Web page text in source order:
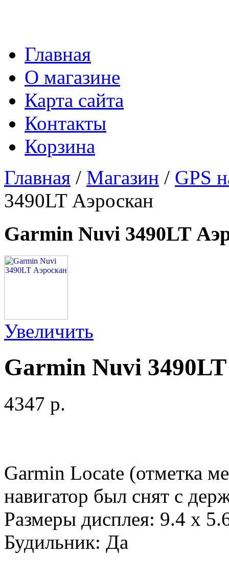
Главная
О магазине
Карта сайта
Контакты
Корзина
Главная / Магазин / GPS
3490LT Аэроскан
Garmin Nuvi 3490LT
Увеличить
Garmin Nuvi
4347 p.
Garmin Locate (отметка
навигатор был снят с
Размеры дисплея: 9.4 x
Будильник: Да